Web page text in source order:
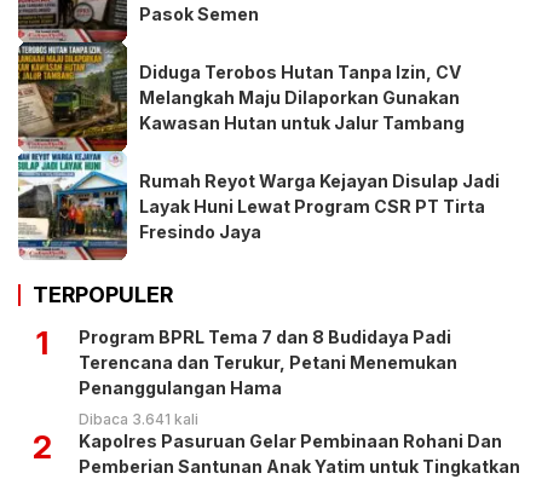
Pasok Semen
Diduga Terobos Hutan Tanpa Izin, CV
Melangkah Maju Dilaporkan Gunakan
Kawasan Hutan untuk Jalur Tambang
Rumah Reyot Warga Kejayan Disulap Jadi
Layak Huni Lewat Program CSR PT Tirta
Fresindo Jaya
TERPOPULER
1
Program BPRL Tema 7 dan 8 Budidaya Padi
Terencana dan Terukur, Petani Menemukan
Penanggulangan Hama
Dibaca 3.641 kali
2
Kapolres Pasuruan Gelar Pembinaan Rohani Dan
Pemberian Santunan Anak Yatim untuk Tingkatkan